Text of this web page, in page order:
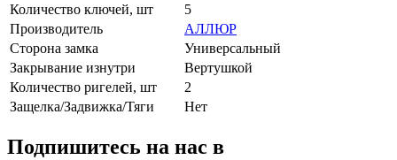
Количество ключей, шт
5
Производитель
АЛЛЮР
Сторона замка
Универсальный
Закрывание изнутри
Вертушкой
Количество ригелей, шт
2
Защелка/Задвижка/Тяги
Нет
Подпишитесь на нас в